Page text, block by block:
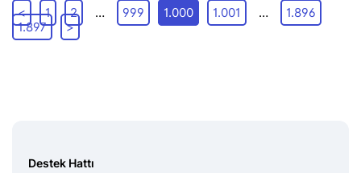
< 1 2 … 999 1.000 1.001 …
1.896
1.897
>
Destek Hattı